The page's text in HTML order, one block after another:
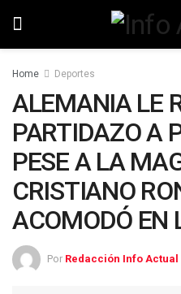
Home Deportes
ALEMANIA LE
PARTIDAZO A
PESE A LA
CRISTIANO
ACOMODÓ EN
Por Redacción Info Actual